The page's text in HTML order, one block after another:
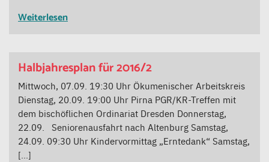
Weiterlesen
Halbjahresplan für 2016/2
Mittwoch, 07.09. 19:30 Uhr Ökumenischer Arbeitskreis
Dienstag, 20.09. 19:00 Uhr Pirna PGR/KR-Treffen mit
dem bischöflichen Ordinariat Dresden Donnerstag,
22.09. Seniorenausfahrt nach Altenburg Samstag,
24.09. 09:30 Uhr Kindervormittag „Erntedank“ Samstag,
[…]